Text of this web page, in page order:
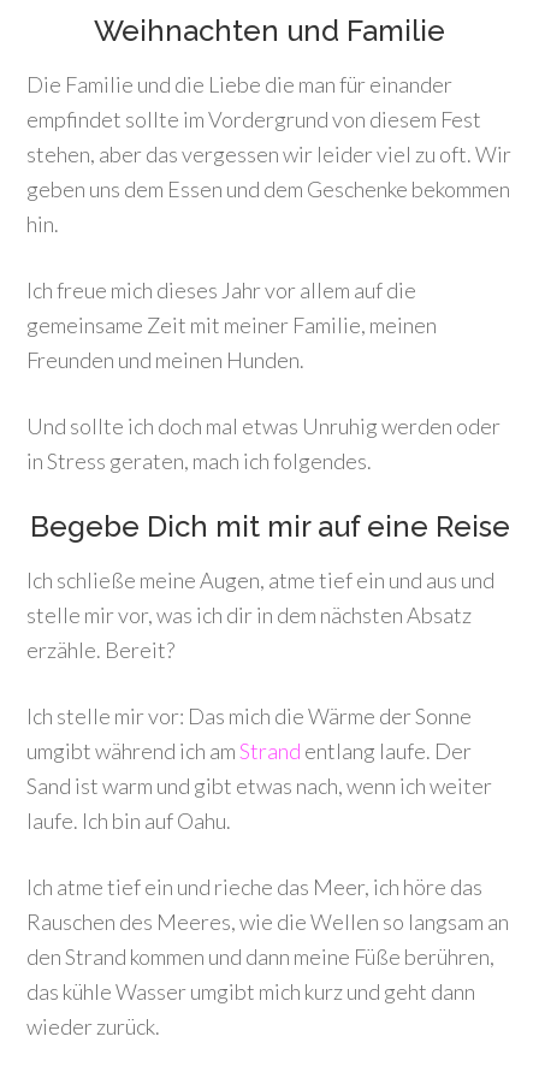
Weihnachten und Familie
Die Familie und die Liebe die man für einander
empfindet sollte im Vordergrund von diesem Fest
stehen, aber das vergessen wir leider viel zu oft. Wir
geben uns dem Essen und dem Geschenke bekommen
hin.
Ich freue mich dieses Jahr vor allem auf die
gemeinsame Zeit mit meiner Familie, meinen
Freunden und meinen Hunden.
Und sollte ich doch mal etwas Unruhig werden oder
in Stress geraten, mach ich folgendes.
Begebe Dich mit mir auf eine Reise
Ich schließe meine Augen, atme tief ein und aus und
stelle mir vor, was ich dir in dem nächsten Absatz
erzähle. Bereit?
Ich stelle mir vor: Das mich die Wärme der Sonne
umgibt während ich amStrand entlang laufe. Der
Sand ist warm und gibt etwas nach, wenn ich weiter
laufe. Ich bin auf Oahu.
Ich atme tief ein und rieche das Meer, ich höre das
Rauschen des Meeres, wie die Wellen so langsam an
den Strand kommen und dann meine Füße berühren,
das kühle Wasser umgibt mich kurz und geht dann
wieder zurück.